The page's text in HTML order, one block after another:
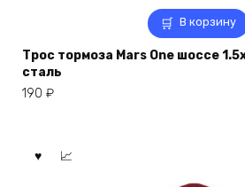
В корзину
Трос тормоза Mars One шоссе
сталь
190 ₽